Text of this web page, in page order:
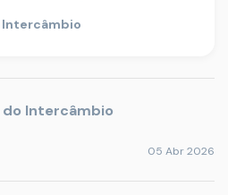
Intercâmbio
Intercâmbio
05 Abr 2026